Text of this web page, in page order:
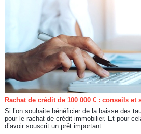
Rachat de crédit de 100 000 € : conseils et
Si l’on souhaite bénéficier de la baisse des
pour le rachat de crédit immobilier. Et pour
d’avoir souscrit un prêt important....